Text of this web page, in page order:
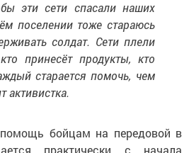
эти сети спасали наших
поселении тоже стараюсь
солдат. Сети плели
принесёт продукты, кто
старается помочь, чем
активистка.
бойцам на передовой в
практически с начала